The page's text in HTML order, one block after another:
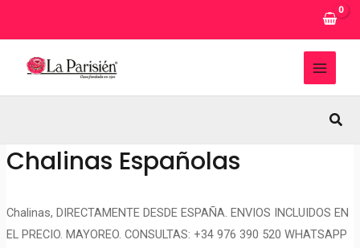
MAIN
Chalinas Españolas
Chalinas, DIRECTAMENTE DESDE ESPAÑA. ENVIOS INCLUIDOS EN
EL PRECIO. MAYOREO. CONSULTAS: +34 976 390 520 WHATSAPP